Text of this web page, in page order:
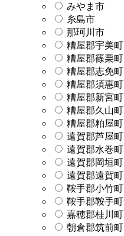
みやま市
糸島市
那珂川市
糟屋郡宇美町
糟屋郡篠栗町
糟屋郡志免町
糟屋郡須惠町
糟屋郡新宮町
糟屋郡久山町
糟屋郡粕屋町
遠賀郡芦屋町
遠賀郡水巻町
遠賀郡岡垣町
遠賀郡遠賀町
鞍手郡小竹町
鞍手郡鞍手町
嘉穂郡桂川町
朝倉郡筑前町